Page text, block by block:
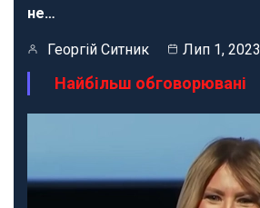
не…
Георгій Ситник Лип 1, 2023
Найбільш обговорювані